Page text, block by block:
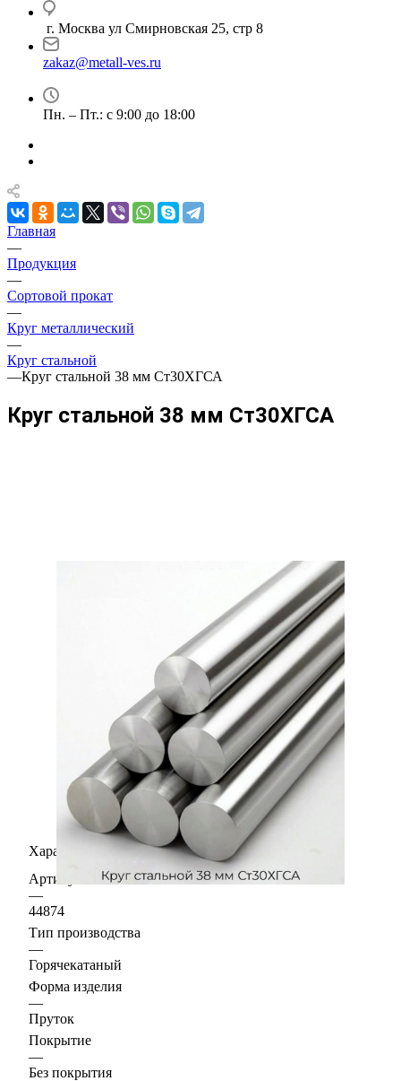
г. Москва ул Смирновская 25, стр 8
zakaz@metall-ves.ru
Пн. – Пт.: с 9:00 до 18:00
Главная
—
Продукция
—
Сортовой прокат
—
Круг металлический
—
Круг стальной
—Круг стальной 38 мм Ст30ХГСА
Круг стальной 38 мм Ст30ХГСА
Характеристики
Артикул
—
44874
Тип производства
—
Горячекатаный
Форма изделия
—
Пруток
Покрытие
—
Без покрытия